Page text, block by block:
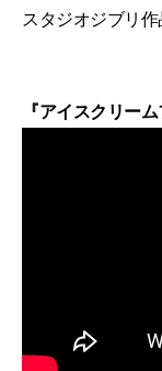
スタジオジブリ作
『アイスクリー